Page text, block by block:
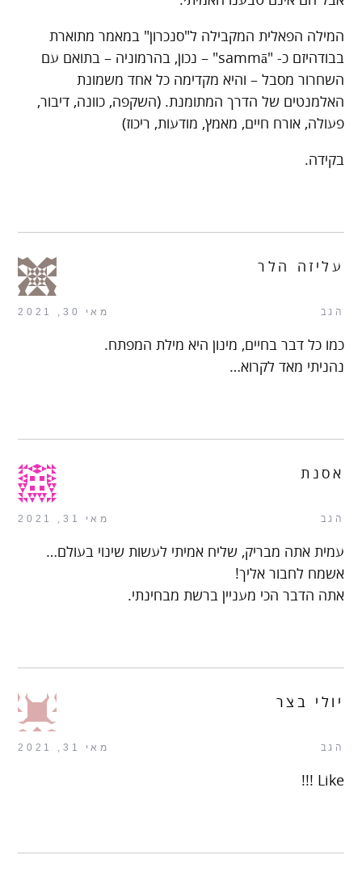
המילה הפאלית המקבילה ל"סנכרון" במאמר מתוארת
בבודהיזם כ- "sammā" – נכון, בהרמוניה – בתואם עם
השחרור מסבל – והיא מקדימה כל אחד משמונת
האלמנטים של הדרך המתומנת. (השקפה, כוונה, דיבור,
פעולה, אורח חיים, מאמץ, מודעות, ריכוז)
בקידה.
הגב מאי 30, 2021
עליזה הלר
כמו כל דבר בחיים, מינון היא מילת המפתח.
נהניתי מאד לקרוא…
הגב מאי 31, 2021
אסנת
עמית אתה מבריק, שליח אמיתי לעשות שינוי בעולם…
אשמח לחבור אליך!
אתה הדבר הכי מעניין ברשת מבחינתי.
הגב מאי 31, 2021
יולי בצר
Like !!!